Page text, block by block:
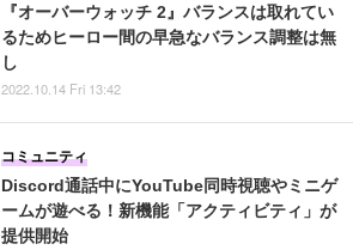
『オーバーウォッチ 2』バランスは取れてい
るためヒーロー間の早急なバランス調整は無
し
2022.10.14 Fri 13:42
Discord通話中にYouTube同時視聴やミニゲ
ームが遊べる！新機能「アクティビティ」が
提供開始
コミュニティ